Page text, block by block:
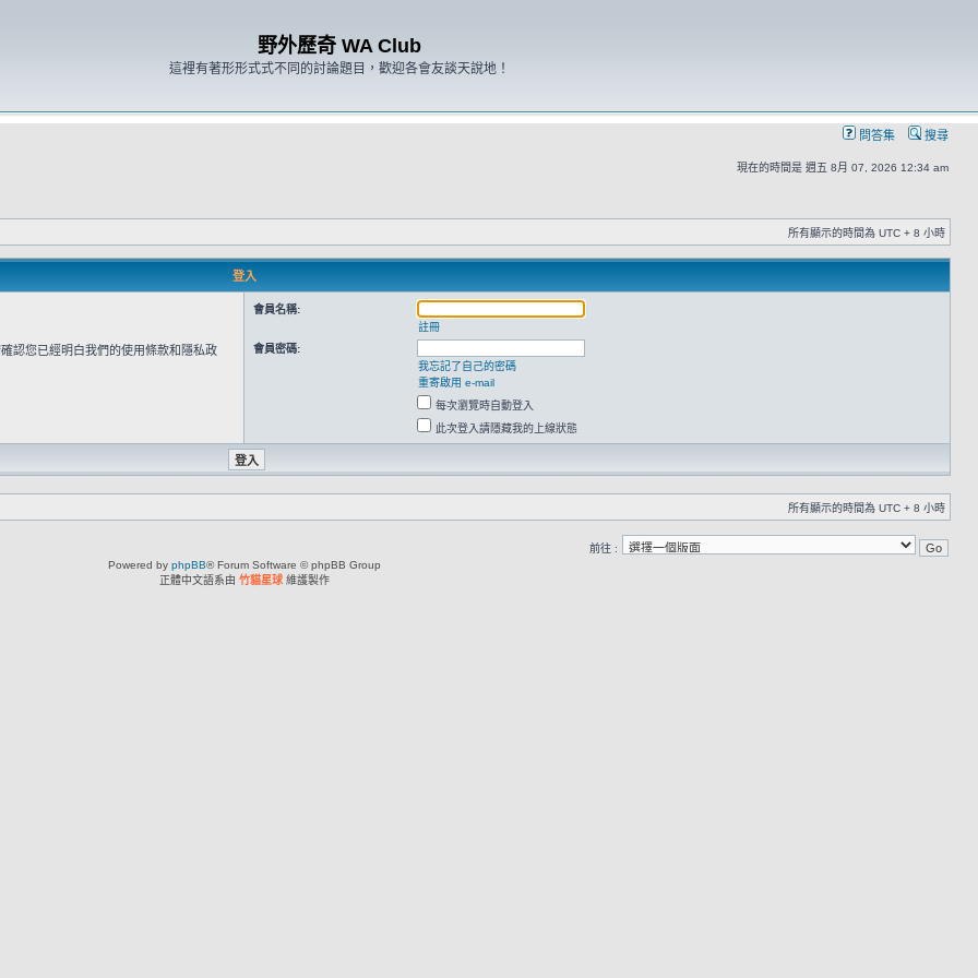
野外歷奇 WA Club
這裡有著形形式式不同的討論題目，歡迎各會友談天說地！
問答集 搜尋
現在的時間是 週五 8月 07, 2026 12:34 am
所有顯示的時間為 UTC + 8 小時
登入
認您已經明白我們的使用條款和隱私政
會員名稱:
註冊
會員密碼:
我忘記了自己的密碼
重寄啟用 e-mail
每次瀏覽時自動登入
此次登入請隱藏我的上線狀態
所有顯示的時間為 UTC + 8 小時
前往 :
Powered by phpBB® Forum Software © phpBB Group
正體中文語系由 竹貓星球 維護製作